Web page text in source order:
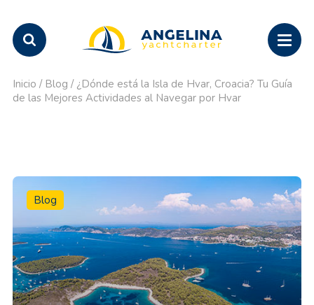
Inicio / Blog / ¿Dónde está la Isla de Hvar, Croacia? Tu Guía
de las Mejores Actividades al Navegar por Hvar
Blog